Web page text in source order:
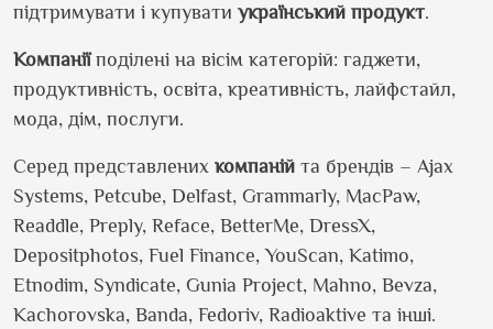
підтримувати і купуватиукраїнський продукт.
Компаніїподілені на вісім категорій: гаджети,
продуктивність, освіта, креативність, лайфстайл,
мода, дім, послуги.
Серед представлених компаній та брендів – Ajax
Systems, Petcube, Delfast, Grammarly, MacPaw,
Readdle, Preply, Reface, BetterMe, DressX,
Depositphotos, Fuel Finance, YouScan, Katimo,
Etnodim, Syndicate, Gunia Project, Mahno, Bevza,
Kachorovska, Banda, Fedoriv, Radioaktive та інші.